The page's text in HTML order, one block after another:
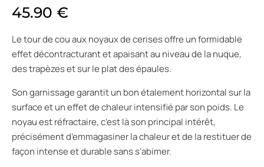
45.90 €
Le tour de cou aux noyaux de cerises offre un formidable
effet décontracturant et apaisant au niveau de la nuque,
des trapèzes et sur le plat des épaules.
Son garnissage garantit un bon étalement horizontal sur la
surface et un effet de chaleur intensifié par son poids. Le
noyau est réfractaire, c’est là son principal intérêt,
précisément d’emmagasiner la chaleur et de la restituer de
façon intense et durable sans s’abimer.